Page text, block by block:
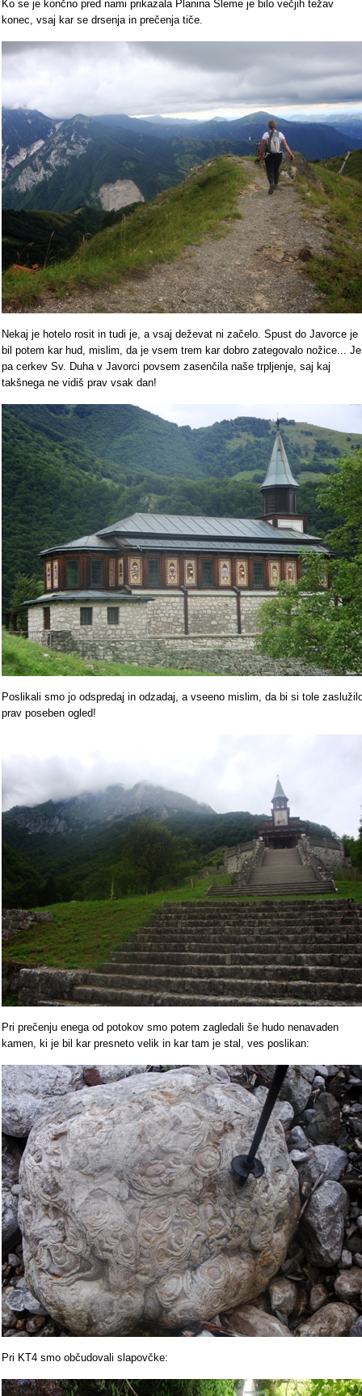
Ko se je končno pred nami prikazala Planina Sleme je bilo večjih težav
konec, vsaj kar se drsenja in prečenja tiče.
Nekaj je hotelo rosit in tudi je, a vsaj deževat ni začelo. Spust do Javorce je
bil potem kar hud, mislim, da je vsem trem kar dobro zategovalo nožice... Je
pa cerkev Sv. Duha v Javorci povsem zasenčila naše trpljenje, saj kaj
takšnega ne vidiš prav vsak dan!
Poslikali smo jo odspredaj in odzadaj, a vseeno mislim, da bi si tole
prav poseben ogled!
Pri prečenju enega od potokov smo potem zagledali še hudo nenavaden
kamen, ki je bil kar presneto velik in kar tam je stal, ves poslikan:
Pri KT4 smo občudovali slapovčke: